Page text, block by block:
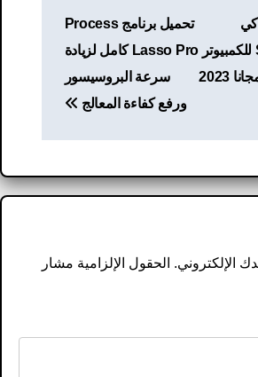
Smart GaGa للكمبيوتر
2023
تحميل برنامج Process
Lasso Pro كامل لزيادة
سرعة البروسيسور
ورفع كفاءة المعالج
الإلكتروني. الحقول الإلزامية مشار